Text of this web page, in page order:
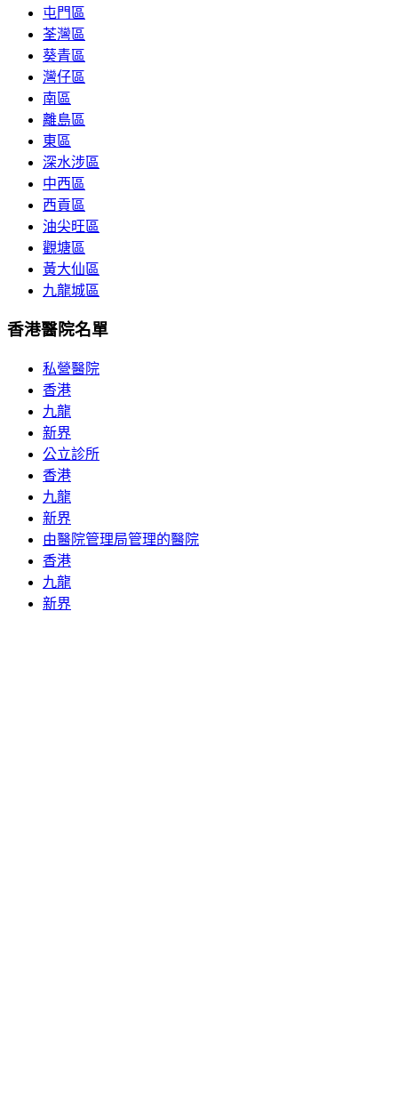
屯門區
荃灣區
葵青區
灣仔區
南區
離島區
東區
深水涉區
中西區
西貢區
油尖旺區
觀塘區
黃大仙區
九龍城區
香港醫院名單
私營醫院
香港
九龍
新界
公立診所
香港
九龍
新界
由醫院管理局管理的醫院
香港
九龍
新界